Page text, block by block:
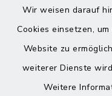
Wir weisen darauf
Cookies einsetzen,
Website zu
weiterer Dienste
Weitere